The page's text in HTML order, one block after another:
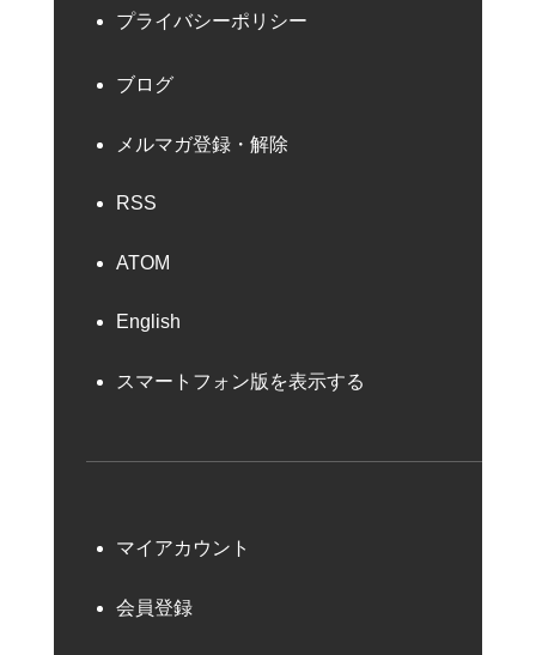
プライバシーポリシー
ブログ
メルマガ登録・解除
RSS
ATOM
English
スマートフォン版を表示する
マイアカウント
会員登録